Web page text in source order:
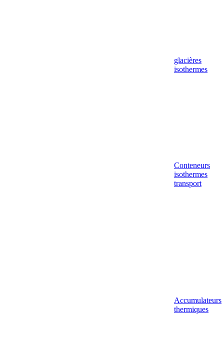
glacières
isothermes
Conteneurs
isothermes
transport
Accumulateurs
thermiques